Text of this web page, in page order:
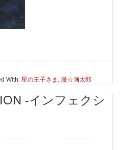
With:星の王子さま ,漫☆画太郎
-インフェクシ